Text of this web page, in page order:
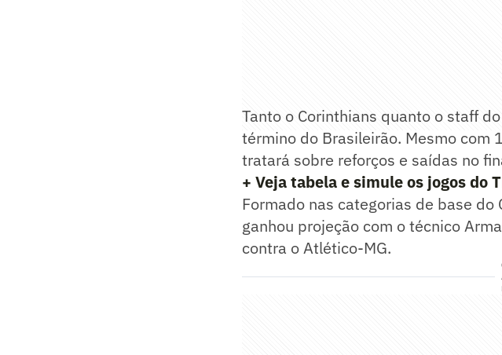
Tanto o Corinthians quanto o staff
término do Brasileirão. Mesmo com
tratará sobre reforços e saídas no
+ Veja tabela e simule os jogos do
Formado nas categorias de base do
ganhou projeção com o técnico
contra o Atlético-MG.